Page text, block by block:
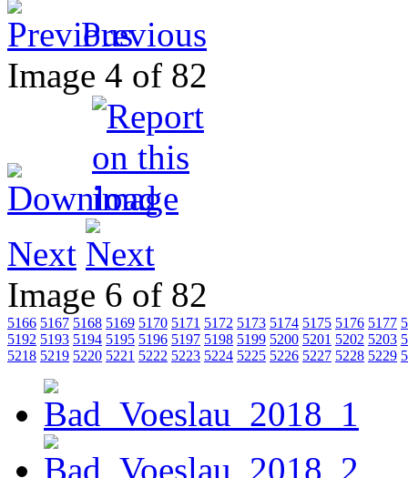
Previous
Image 4 of 82
Next
Image 6 of 82
5166 5167 5168 5169 5170 5171 5172 5173 5174 5175 5176 5177
5192 5193 5194 5195 5196 5197 5198 5199 5200 5201 5202 5203
5218 5219 5220 5221 5222 5223 5224 5225 5226 5227 5228 5229